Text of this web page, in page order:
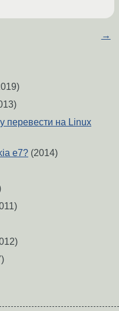
→
перевести на Linux
e7? (2014)